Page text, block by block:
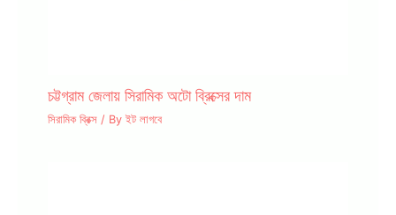
চট্টগ্রাম জেলায় সিরামিক অটো ব্রিক্সের দাম
সিরামিক ব্রিক্স / Byইট লাগবে